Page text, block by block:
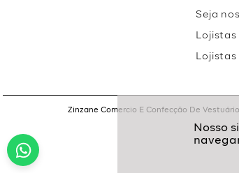
Seja
Lojistas
Lojistas
Zinzane Comercio E Confecção De